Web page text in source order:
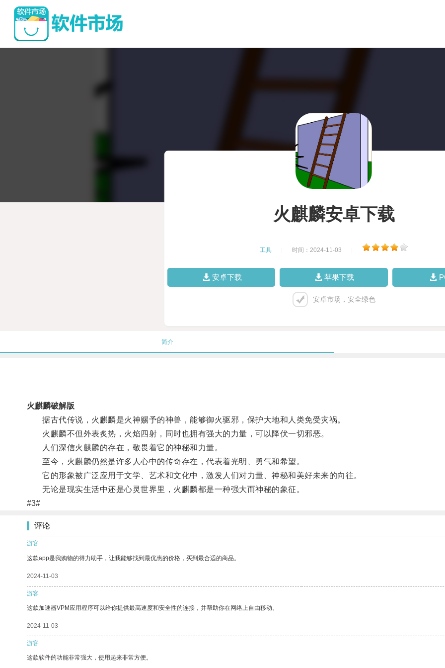
火麒麟安卓下载
工具 时间：2024-11-03
安卓下载 苹果下载
安卓市场，安全绿色
简介
火麒麟破解版
据古代传说，火麒麟是火神赐予的神兽，能够御火驱邪，保护大地和人类免受灾祸。
火麒麟不但外表炙热，火焰四射，同时也拥有强大的力量，可以降伏一切邪恶。
人们深信火麒麟的存在，敬畏着它的神秘和力量。
至今，火麒麟仍然是许多人心中的传奇存在，代表着光明、勇气和希望。
它的形象被广泛应用于文学、艺术和文化中，激发人们对力量、神秘和美好未来的向往。
无论是现实生活中还是心灵世界里，火麒麟都是一种强大而神秘的象征。
#3#
评论
游客
这款app是我购物的得力助手，让我能够找到最优惠的价格，买到最合适的商品。
2024-11-03
游客
这款加速器VPM应用程序可以给你提供最高速度和安全性的连接，并帮助你在网络上自由移动。
2024-11-03
游客
这款软件的功能非常强大，使用起来非常方便。